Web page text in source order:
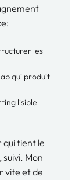
les
qui produit
lisible
qui tient le
Mon
vite et de
que les
su adapter
facile.
les